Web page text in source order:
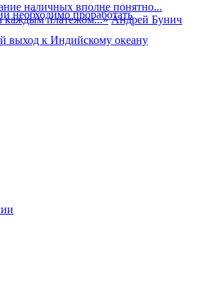
необходимо проработать
выход к Индийскому океану
наличных вполне понятно...
каждым платежом...» Андрей Бунич